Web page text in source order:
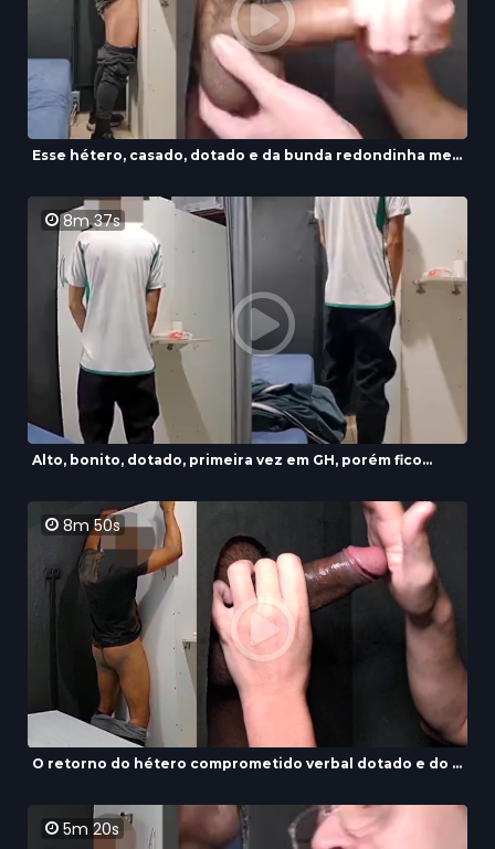
Esse hétero, casado, dotado e da bunda redondinha me...
8m 37s
Alto, bonito, dotado, primeira vez em GH, porém fico...
8m 50s
O retorno do hétero comprometido verbal dotado e do ...
5m 20s